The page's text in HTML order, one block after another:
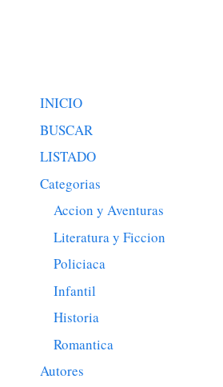
INICIO
BUSCAR
LISTADO
Categorias
Accion y Aventuras
Literatura y Ficcion
Policiaca
Infantil
Historia
Romantica
Autores